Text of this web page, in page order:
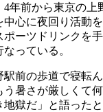
年前から東京の上
心に夜回り活動
ーツドリンクを
っている。
駅前の歩道で寝転
暑さが厳しくて
獄だ」と語った